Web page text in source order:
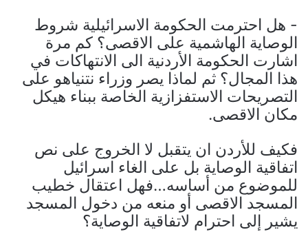
‌- هل احترمت الحكومة الاسرائيلية شروط
الوصاية الهاشمية على الاقصى؟ كم مرة
اشارت الحكومة الأردنية الى الانتهاكات في
هذا المجال؟ ثم لماذا يصر وزراء نتنياهو على
التصريحات الاستفزازية الخاصة ببناء هيكل
مكان الاقصى.
فكيف للأردن ان يتقبل لا الخروج على نص
اتفاقية الوصاية بل على الغاء اسرائيل
للموضوع من أساسه…فهل اعتقال خطيب
المسجد الاقصى أو منعه من دخول المسجد
يشير إلى احترام لاتفاقية الوصاية؟